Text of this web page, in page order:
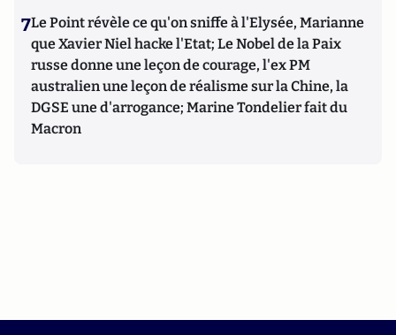
7Le Point révèle ce qu'on sniffe à l'Elysée, Marianne
que Xavier Niel hacke l'Etat; Le Nobel de la Paix
russe donne une leçon de courage, l'ex PM
australien une leçon de réalisme sur la Chine, la
DGSE une d'arrogance; Marine Tondelier fait du
Macron